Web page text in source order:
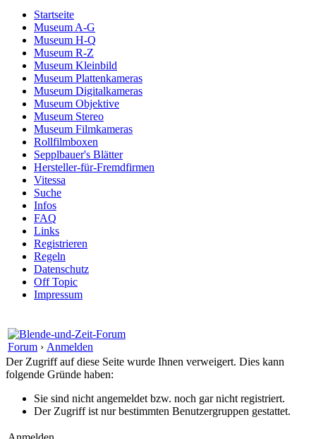
Startseite
Museum A-G
Museum H-Q
Museum R-Z
Museum Kleinbild
Museum Plattenkameras
Museum Digitalkameras
Museum Objektive
Museum Stereo
Museum Filmkameras
Rollfilmboxen
Sepplbauer's Blätter
Hersteller-für-Fremdfirmen
Vitessa
Suche
Infos
FAQ
Links
Registrieren
Regeln
Datenschutz
Off Topic
Impressum
Forum › Anmelden
Der Zugriff auf diese Seite wurde Ihnen verweigert. Dies kann
folgende Gründe haben:
Sie sind nicht angemeldet bzw. noch gar nicht registriert.
Der Zugriff ist nur bestimmten Benutzergruppen gestattet.